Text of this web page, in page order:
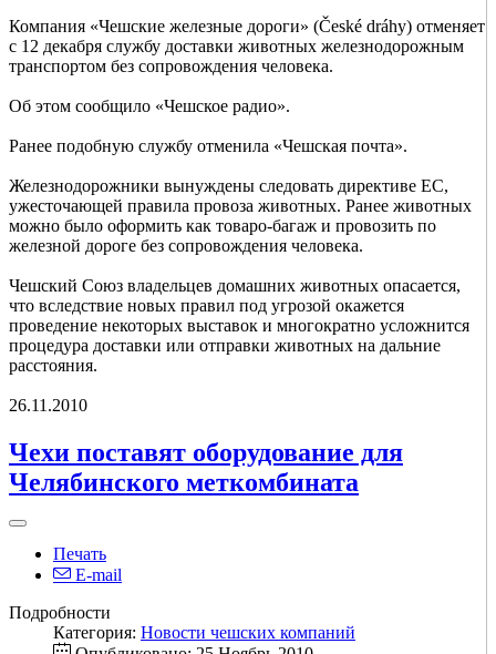
Компания «Чешские железные дороги» (České dráhy) отменяет
с 12 декабря службу доставки животных железнодорожным
транспортом без сопровождения человека.
Об этом сообщило «Чешское радио».
Ранее подобную службу отменила «Чешская почта».
Железнодорожники вынуждены следовать директиве ЕС,
ужесточающей правила провоза животных. Ранее животных
можно было оформить как товаро-багаж и провозить по
железной дороге без сопровождения человека.
Чешский Союз владельцев домашних животных опасается,
что вследствие новых правил под угрозой окажется
проведение некоторых выставок и многократно усложнится
процедура доставки или отправки животных на дальние
расстояния.
26.11.2010
Чехи поставят оборудование для
Челябинского меткомбината
Печать
E-mail
Подробности
Категория: Новости чешских компаний